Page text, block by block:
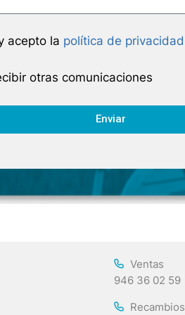
acepto la política de privacidad
otras comunicaciones
Enviar
Ventas
946 36 02 59
Recambios